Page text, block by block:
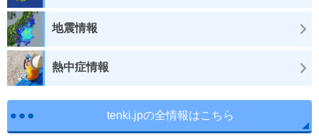
地震情報
熱中症情報
tenki.jpの全情報はこちら